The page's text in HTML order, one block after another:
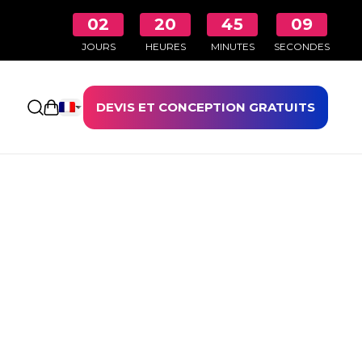
02
JOURS
20
HEURES
45
MINUTES
08
SECONDES
Ouvrir le panierDEVIS ET CONCEPTION GRATUITS